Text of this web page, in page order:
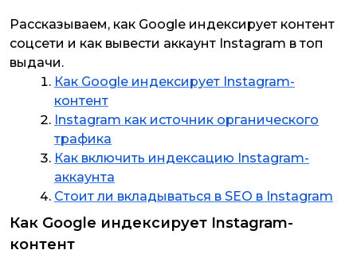
Рассказываем, как Google индексирует контент
соцсети и как вывести аккаунт Instagram в топ
выдачи.
Как Google индексирует Instagram-
контент
Instagram как источник органического
трафика
Как включить индексацию Instagram-
аккаунта
Стоит ли вкладываться в SEO в Instagram
Как Google индексирует Instagram-
контент